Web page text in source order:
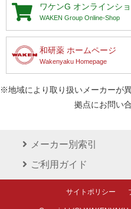
ワケンG オンラインシ
WAKEN Group Online-Shop
和研薬 ホームページ
Wakenyaku Homepage
※地域により取り扱いメーカーが
拠点にお問い
メーカー別索引
ご利用ガイド
サイトポリシー